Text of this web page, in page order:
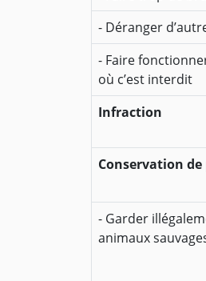
- Déranger
- Faire
où c’est interdit
Infraction
Conservation
- Garder
animaux